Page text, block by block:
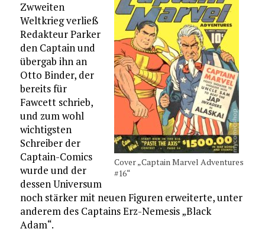
Cover „Captain Marvel Adventures
#16“
Zwweiten
Weltkrieg verließ
Redakteur Parker
den Captain und
übergab ihn an
Otto Binder, der
bereits für
Fawcett schrieb,
und zum wohl
wichtigsten
Schreiber der
Captain-Comics
wurde und der
dessen Universum
noch stärker mit neuen Figuren erweiterte, unter
anderem des Captains Erz-Nemesis „Black
Adam“.